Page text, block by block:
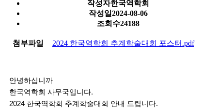
작성자한국역학회
작성일2024-08-06
조회수24188
첨부파일 2024 한국역학회 추계학술대회 포스터.pdf
안녕하십니까
한국역학회 사무국입니다.
2024 한국역학회 추계학술대회 안내 드립니다.